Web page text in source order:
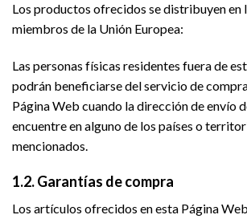
Los productos ofrecidos se distribuyen en
miembros de la Unión Europea:
Las personas físicas residentes fuera de
podrán beneficiarse del servicio de
Página Web cuando la dirección de envío
encuentre en alguno de los países o
mencionados.
1.2. Garantías de compra
Los artículos ofrecidos en esta Página